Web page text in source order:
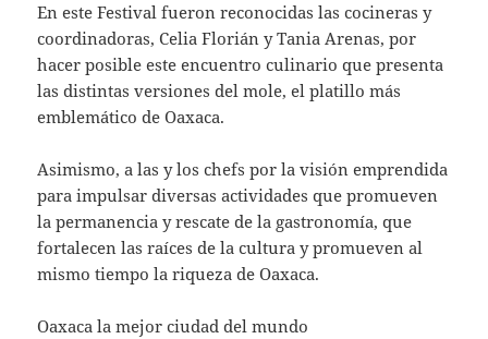
En este Festival fueron reconocidas las cocineras y
coordinadoras, Celia Florián y Tania Arenas, por
hacer posible este encuentro culinario que presenta
las distintas versiones del mole, el platillo más
emblemático de Oaxaca.
Asimismo, a las y los chefs por la visión emprendida
para impulsar diversas actividades que promueven
la permanencia y rescate de la gastronomía, que
fortalecen las raíces de la cultura y promueven al
mismo tiempo la riqueza de Oaxaca.
Oaxaca la mejor ciudad del mundo